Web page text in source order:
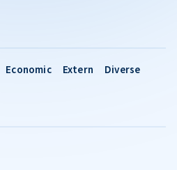
Economic Extern Diverse